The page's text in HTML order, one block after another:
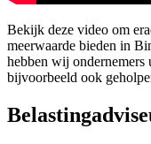
Bekijk deze video om
meerwaarde bieden in
hebben wij
bijvoorbeeld ook